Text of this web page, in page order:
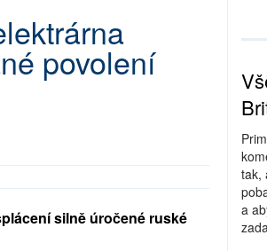
povolení
silně úročené ruské
tak,
a